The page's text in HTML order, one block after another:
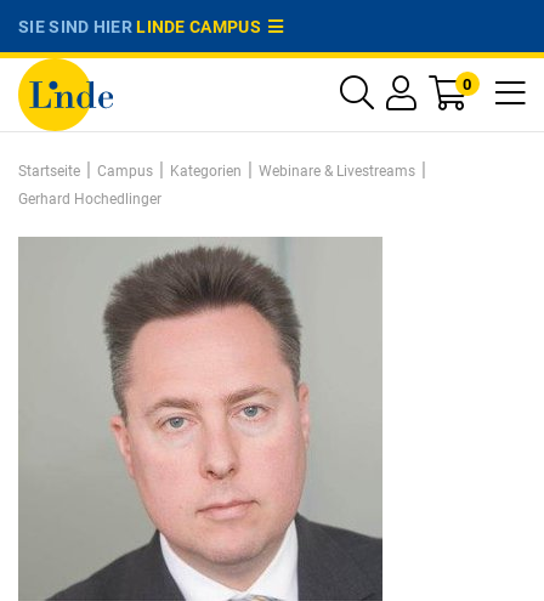
SIE SIND HIERLINDE CAMPUS
0
Startseite | Campus | Kategorien | Webinare & Livestreams |
Gerhard Hochedlinger